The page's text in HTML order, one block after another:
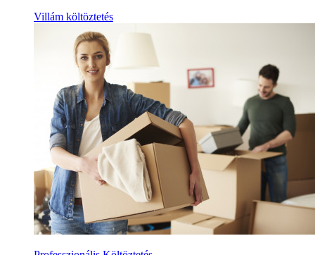
Villám költöztetés